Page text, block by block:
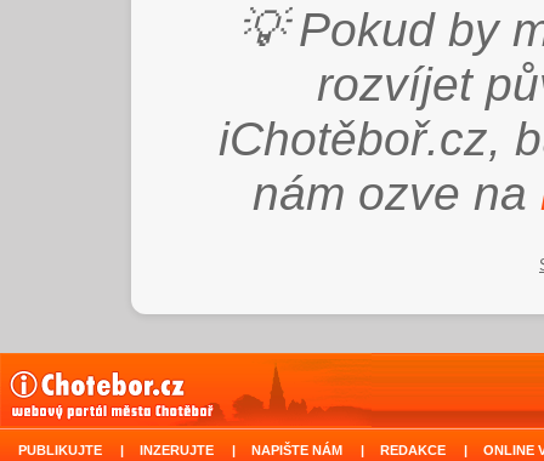
💡 Pokud by
rozvíjet
iChotěboř.cz,
nám ozve na
PUBLIKUJTE | INZERUJTE | NAPIŠTE NÁM | REDAKCE | ONLINE